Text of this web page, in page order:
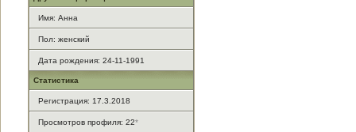
Имя: Анна
Пол: женский
Дата рождения: 24-11-1991
Статистика
Регистрация: 17.3.2018
Просмотров профиля: 22*